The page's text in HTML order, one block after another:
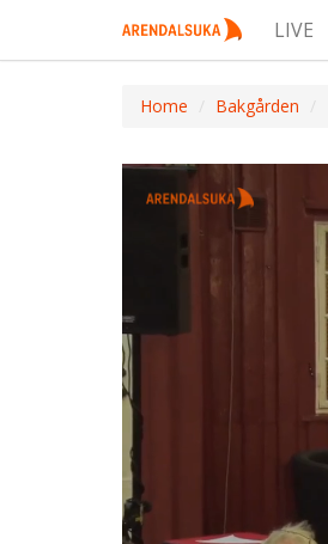
LIVE
Home Bakgården